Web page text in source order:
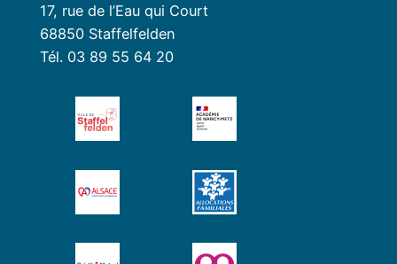
17, rue de l’Eau qui Court
68850 Staffelfelden
Tél. 03 89 55 64 20